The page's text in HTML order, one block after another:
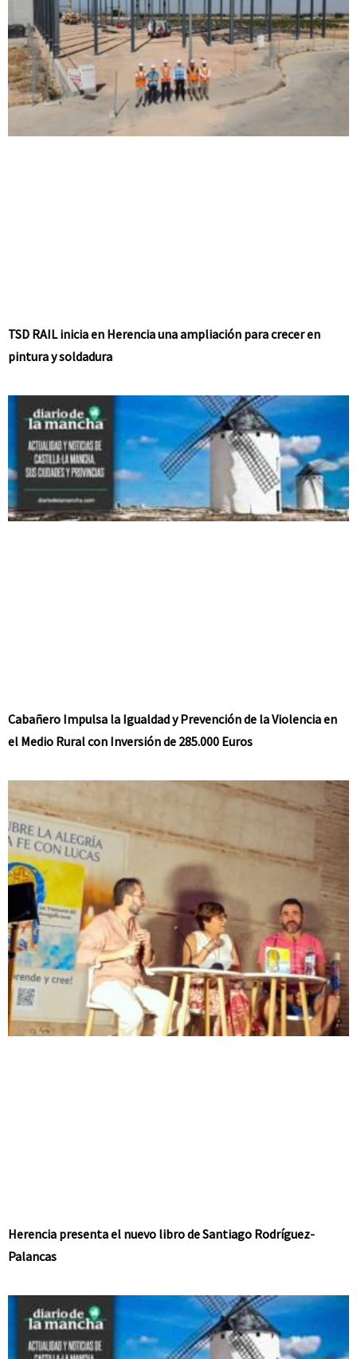
TSD RAIL inicia en Herencia una ampliación para crecer en
pintura y soldadura
Cabañero Impulsa la Igualdad y Prevención de la Violencia en
el Medio Rural con Inversión de 285.000 Euros
Herencia presenta el nuevo libro de Santiago Rodríguez-
Palancas